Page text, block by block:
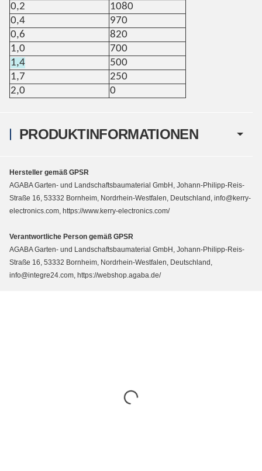
PRODUKTINFORMATIONEN
0,2
1080
0,4
970
0,6
820
1,0
700
1,4
500
1,7
250
2,0
0
Hersteller gemäß GPSR
AGABA Garten- und Landschaftsbaumaterial GmbH, Johann-Philipp-Reis-
Straße 16, 53332 Bornheim, Nordrhein-Westfalen, Deutschland, info@kerry-
electronics.com, https://www.kerry-electronics.com/
Verantwortliche Person gemäß GPSR
AGABA Garten- und Landschaftsbaumaterial GmbH, Johann-Philipp-Reis-
Straße 16, 53332 Bornheim, Nordrhein-Westfalen, Deutschland,
info@integre24.com, https://webshop.agaba.de/